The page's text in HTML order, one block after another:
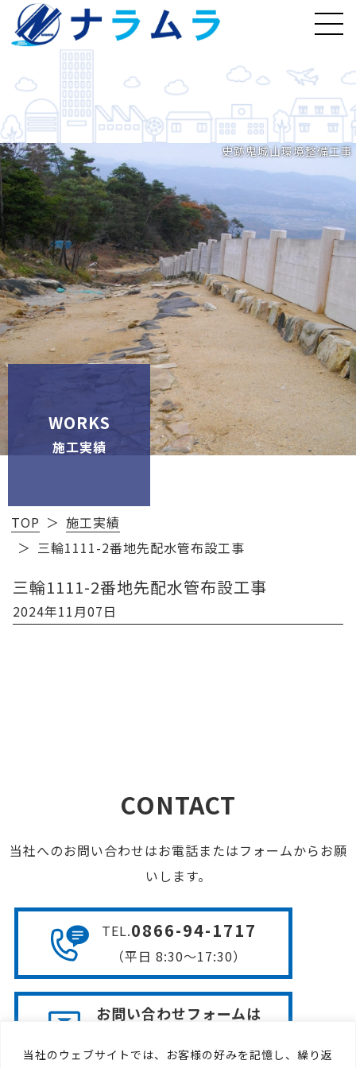
当社のウェブサイトでは、お客様の好みを記憶し、繰り返
史跡鬼城山環境整備工事
WORKS
施工実績
TOP
施工実績
三輪1111-2番地先配水管布設工事
三輪1111-2番地先配水管布設工事
2024年11月07日
CONTACT
当社へのお問い合わせはお電話またはフォームからお願
いします。
TEL.0866-94-1717
（平日 8:30〜17:30）
お問い合わせフォームは